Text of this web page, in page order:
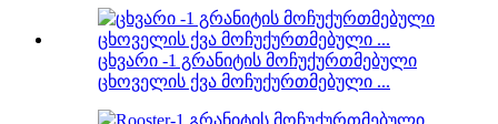
ცხვარი -1 გრანიტის მოჩუქურთმებული
ცხოველის ქვა მოჩუქურთმებული ...